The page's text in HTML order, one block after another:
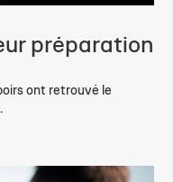
préparation
ont retrouvé le